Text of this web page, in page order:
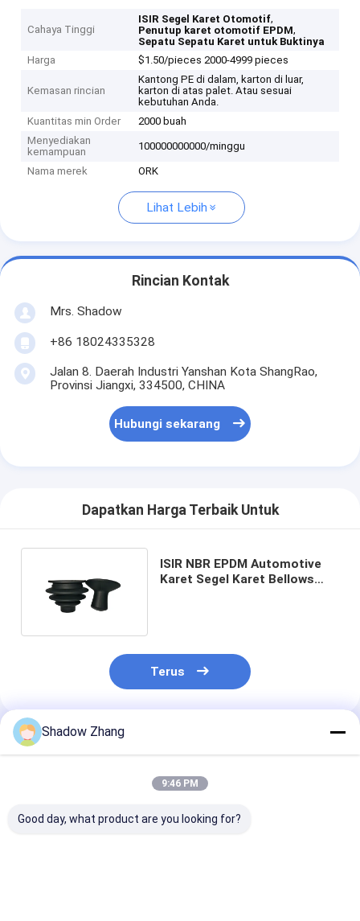
Cahaya Tinggi
ISIR Segel Karet Otomotif,
Penutup karet otomotif EPDM,
Sepatu Sepatu Karet untuk Buktinya
Harga
$1.50/pieces 2000-4999 pieces
Kemasan rincian
Kantong PE di dalam, karton di luar,
karton di atas palet. Atau sesuai
kebutuhan Anda.
Kuantitas min Order
2000 buah
Menyediakan
kemampuan
100000000000/minggu
Nama merek ORK
Lihat Lebih
Rincian Kontak
Mrs. Shadow
+86 18024335328
Jalan 8. Daerah Industri Yanshan Kota ShangRao,
Provinsi Jiangxi, 334500, CHINA
Hubungi sekarang
Dapatkan Harga Terbaik Untuk
ISIR NBR EPDM Automotive
Karet Segel Karet Bellows
Terus
Rekomendasi Produk
Shadow Zhang
9:46 PM
Good day, what product are you looking for?